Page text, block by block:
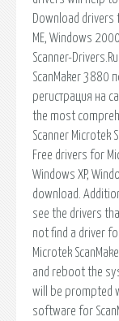
Download
ME, Windows
Scanner-
ScanMaker 3880
регистрация на
the most
Scanner Microtek
Free drivers for
Windows XP,
download.
see the drivers
not find a driver
Microtek
and reboot the
will be prompted
software for